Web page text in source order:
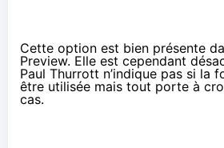
Cette option est bien présente
Preview. Elle est cependant
Paul Thurrott n’indique pas si la
être utilisée mais tout porte à
cas.